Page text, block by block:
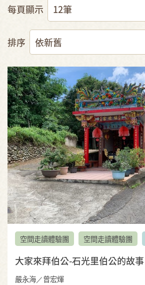
每頁顯示
排序
空間走讀體驗團 空間走讀體驗團
大家來拜伯公-石光里伯公的故事
嚴永海／曾宏煇